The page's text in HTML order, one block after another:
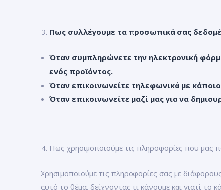
Πως συλλέγουμε τα προσωπικά σας
Όταν συμπληρώνετε την ηλεκτρονική
ενός προϊόντος.
Όταν επικοινωνείτε τηλεφωνικά με
Όταν επικοινωνείτε μαζί μας για να
Πως χρησιμοποιούμε τις πληροφορίες που μας
Χρησιμοποιούμε τις πληροφορίες σας με
αυτό το θέμα, δείχνοντας τι κάνουμε και γιατί το